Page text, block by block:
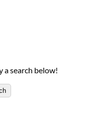
a search below!